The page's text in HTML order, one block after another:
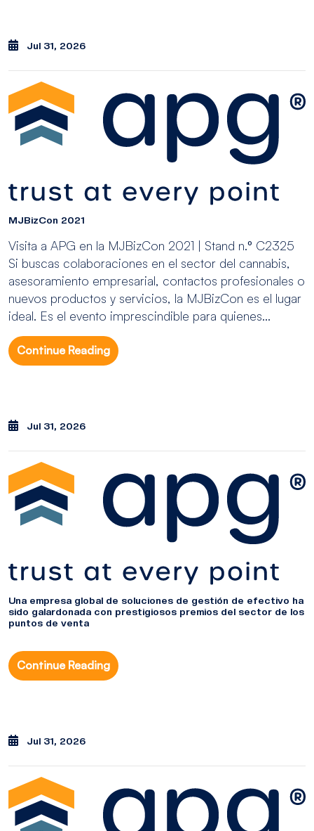
Jul 31, 2026
MJBizCon 2021
Visita a APG en la MJBizCon 2021 | Stand n.º C2325
Si buscas colaboraciones en el sector del cannabis,
asesoramiento empresarial, contactos profesionales o
nuevos productos y servicios, la MJBizCon es el lugar
ideal. Es el evento imprescindible para quienes...
Continue Reading
Jul 31, 2026
Una empresa global de soluciones de gestión de efectivo ha
sido galardonada con prestigiosos premios del sector de los
puntos de venta
Continue Reading
Jul 31, 2026